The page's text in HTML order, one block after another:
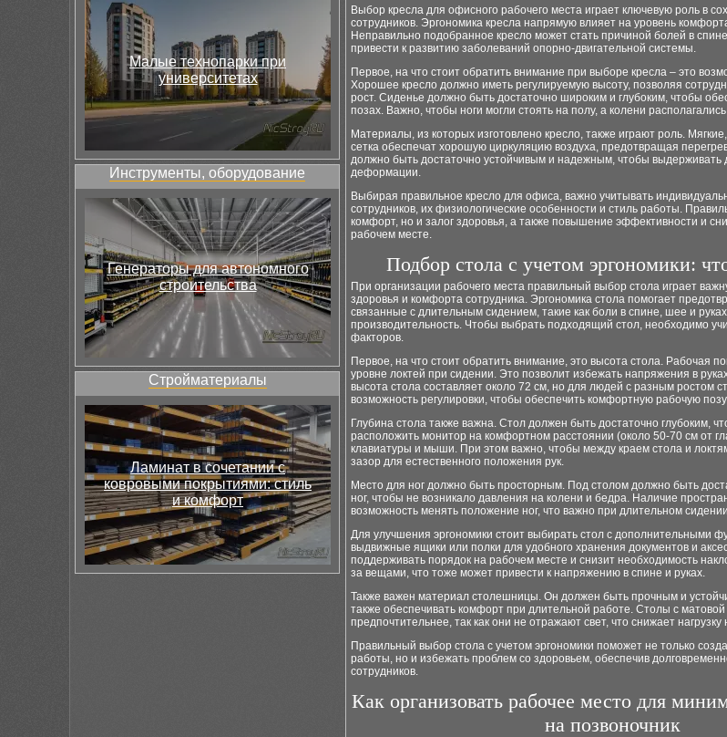
Малые технопарки при
университетах
Инструменты, оборудование
Генераторы для автономного
строительства
Стройматериалы
Ламинат в сочетании с
ковровыми покрытиями: стиль
и комфорт
Выбор кресла для офисного рабочего места играет ключевую роль в
сотрудников. Эргономика кресла напрямую влияет на уровень
Неправильно подобранное кресло может стать причиной болей в
привести к развитию заболеваний опорно-двигательной системы.
Первое, на что стоит обратить внимание при выборе кресла – это
Хорошее кресло должно иметь регулируемую высоту, позволяя
рост. Сиденье должно быть достаточно широким и глубоким, чтобы
позах. Важно, чтобы ноги могли стоять на полу, а колени
Материалы, из которых изготовлено кресло, также играют роль.
сетка обеспечат хорошую циркуляцию воздуха, предотвращая
должно быть достаточно устойчивым и надежным, чтобы выдерживать
деформации.
Выбирая правильное кресло для офиса, важно учитывать
сотрудников, их физиологические особенности и стиль работы.
комфорт, но и залог здоровья, а также повышение эффективности и
рабочем месте.
Подбор стола с учетом эргономики:
При организации рабочего места правильный выбор стола играет
здоровья и комфорта сотрудника. Эргономика стола помогает
связанные с длительным сидением, такие как боли в спине, шее и
производительность. Чтобы выбрать подходящий стол, необходимо
факторов.
Первое, на что стоит обратить внимание, это высота стола. Рабочая
уровне локтей при сидении. Это позволит избежать напряжения в
высота стола составляет около 72 см, но для людей с разным ростом
возможность регулировки, чтобы обеспечить комфортную рабочую
Глубина стола также важна. Стол должен быть достаточно глубоким,
расположить монитор на комфортном расстоянии (около 50-70 см от
клавиатуры и мыши. При этом важно, чтобы между краем стола и
зазор для естественного положения рук.
Место для ног должно быть просторным. Под столом должно быть
ног, чтобы не возникало давления на колени и бедра. Наличие
возможность менять положение ног, что важно при длительном
Для улучшения эргономики стоит выбирать стол с дополнительными
выдвижные ящики или полки для удобного хранения документов и
поддерживать порядок на рабочем месте и снизит необходимость
за вещами, что тоже может привести к напряжению в спине и руках.
Также важен материал столешницы. Он должен быть прочным и
также обеспечивать комфорт при длительной работе. Столы с
предпочтительнее, так как они не отражают свет, что снижает нагрузку
Правильный выбор стола с учетом эргономики поможет не только
работы, но и избежать проблем со здоровьем, обеспечив
сотрудников.
Как организовать рабочее место для
на позвоночник